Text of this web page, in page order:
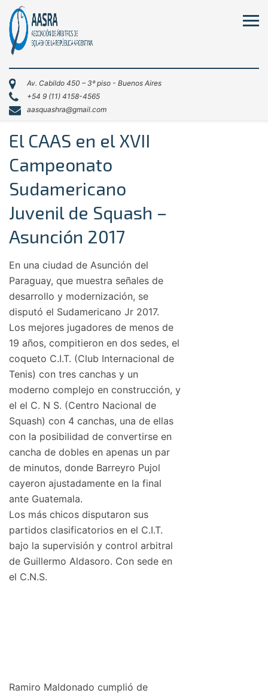
Av. Cabildo 450 – 3º piso - Buenos Aires
+54 9 (11) 4158-4565
aasquashra@gmail.com
El CAAS en el XVII
Campeonato
Sudamericano
Juvenil de Squash –
Asunción 2017
En una ciudad de Asunción del
Paraguay, que muestra señales de
desarrollo y modernización, se
disputó el Sudamericano Jr 2017.
Los mejores jugadores de menos de
19 años, compitieron en dos sedes, el
coqueto C.I.T. (Club Internacional de
Tenis) con tres canchas y un
moderno complejo en construcción, y
el el C. N S. (Centro Nacional de
Squash) con 4 canchas, una de ellas
con la posibilidad de convertirse en
cancha de dobles en apenas un par
de minutos, donde Barreyro Pujol
cayeron ajustadamente en la final
ante Guatemala.
Los más chicos disputaron sus
partidos clasificatorios en el C.I.T.
bajo la supervisión y control arbitral
de Guillermo Aldasoro. Con sede en
el C.N.S.
Ramiro Maldonado cumplió de